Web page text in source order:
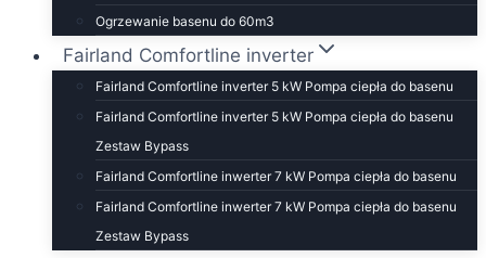
Ogrzewanie basenu do 60m3
Fairland Comfortline inverter
Fairland Comfortline inverter 5 kW Pompa ciepła do basenu
Fairland Comfortline inverter 5 kW Pompa ciepła do basenu
Zestaw Bypass
Fairland Comfortline inwerter 7 kW Pompa ciepła do basenu
Fairland Comfortline inwerter 7 kW Pompa ciepła do basenu
Zestaw Bypass